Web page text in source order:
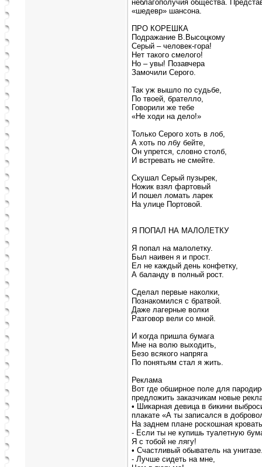
неблагополучия общества.
«шедевр» шансона.
ПРО КОРЕШКА
Подражание В.Высоцкому
Серый – человек-гора!
Нет такого смелого!
Но – увы! Позавчера
Замочили Серого.
Так уж вышло по судьбе,
По твоей, брателло,
Говорили же тебе
«Не ходи на дело!»
Только Серого хоть в лоб,
А хоть по лбу бейте,
Он упрется, словно столб,
И встревать не смейте.
Скушал Серый пузырек,
Ножик взял фартовый
И пошел ломать ларек
На улице Портовой.
Я ПОПАЛ НА МАЛОЛЕТКУ
Я попал на малолетку.
Был наивен я и прост.
Ел не каждый день конфетку,
А баланду в полный рост.
Сделал первые наколки,
Познакомился с братвой.
Даже лагерные волки
Разговор вели со мной.
И когда пришла бумага
Мне на волю выходить,
Безо всякого напряга
По понятьям стал я жить.
Реклама
Вот где обширное поле для
предложить заказчикам новые
• Шикарная девица в бикини
плакате «А ты записался в
На заднем плане роскошная
- Если ты не купишь туалетную
Я с тобой не лягу!
• Счастливый обыватель на
- Лучше сидеть на мне,